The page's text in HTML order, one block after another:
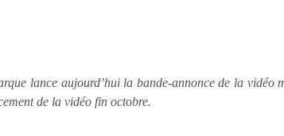
lance aujourd’hui la bande-annonce de la vidéo
de la vidéo fin octobre.